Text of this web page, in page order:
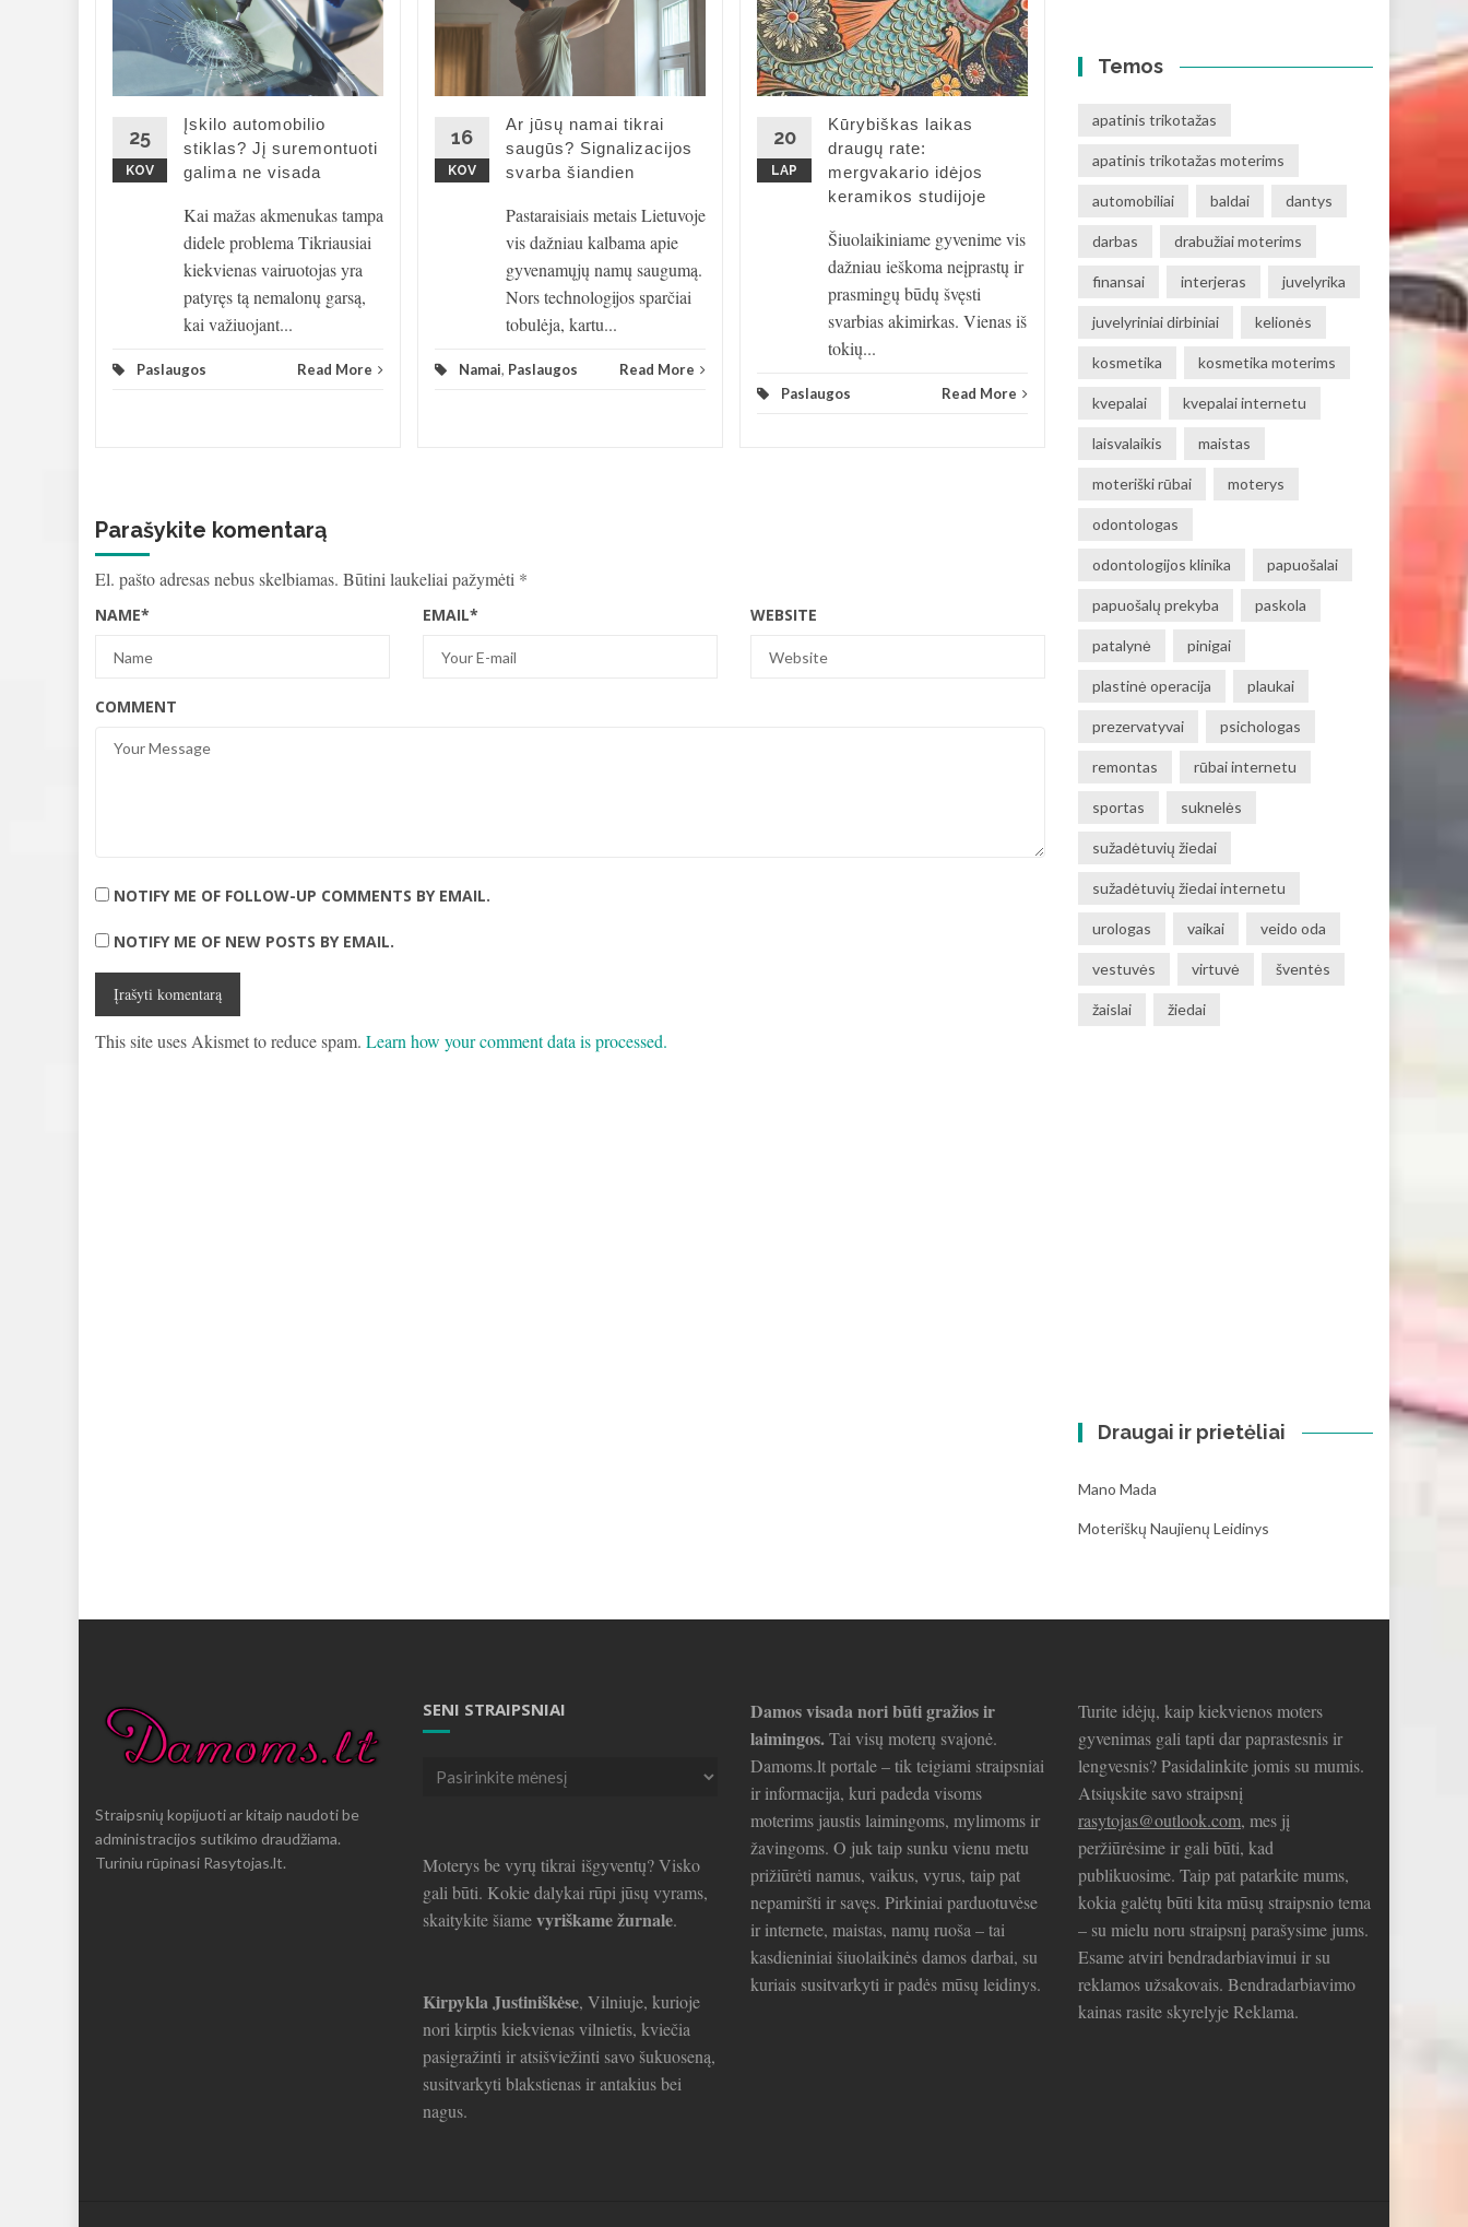
25
KOV
Įskilo automobilio
stiklas? Jį suremontuoti
galima ne visada
Kai mažas akmenukas tampa
didele problema Tikriausiai
kiekvienas vairuotojas yra
patyręs tą nemalonų garsą,
kai važiuojant...
Paslaugos Read More
16
KOV
Ar jūsų namai tikrai
saugūs? Signalizacijos
svarba šiandien
Pastaraisiais metais Lietuvoje
vis dažniau kalbama apie
gyvenamųjų namų saugumą.
Nors technologijos sparčiai
tobulėja, kartu...
Namai, Paslaugos Read More
20
LAP
Kūrybiškas laikas
draugų rate:
mergvakario idėjos
keramikos studijoje
Šiuolaikiniame gyvenime vis
dažniau ieškoma neįprastų ir
prasmingų būdų švęsti
svarbias akimirkas. Vienas iš
tokių...
Paslaugos Read More
sprendimas jūsų verslui
Šiuolaikiniame verslo
sukurtą ir patrauklią svetainę
yra būtina norint pasiekti
Parašykite komentarą
El. pašto adresas nebus skelbiamas. Būtini laukeliai pažymėti *
NAME* EMAIL* WEBSITE
COMMENT
NOTIFY ME OF FOLLOW-UP COMMENTS BY EMAIL.
NOTIFY ME OF NEW POSTS BY EMAIL.
This site uses Akismet to reduce spam. Learn how your comment data is processed.
Temos
apatinis trikotažas
apatinis trikotažas moterims
automobiliai baldai dantys
darbas drabužiai moterims
finansai interjeras juvelyrika
juvelyriniai dirbiniai kelionės
kosmetika kosmetika moterims
kvepalai kvepalai internetu
laisvalaikis maistas
moteriški rūbai moterys
odontologas
odontologijos klinika papuošalai
papuošalų prekyba paskola
patalynė pinigai
plastinė operacija plaukai
prezervatyvai psichologas
remontas rūbai internetu
sportas suknelės
sužadėtuvių žiedai
sužadėtuvių žiedai internetu
urologas vaikai veido oda
vestuvės virtuvė šventės
žaislai žiedai
Draugai ir prietėliai
Mano Mada
Moteriškų Naujienų Leidinys
Straipsnių kopijuoti ar kitaip naudoti be
administracijos sutikimo draudžiama.
Turiniu rūpinasi Rasytojas.lt.
SENI STRAIPSNIAI
Seni
Moterys be vyrų tikrai išgyventų? Visko
gali būti. Kokie dalykai rūpi jūsų vyrams,
skaitykite šiamevyriškame žurnale.
Kirpykla Justiniškėse, Vilniuje, kurioje
nori kirptis kiekvienas vilnietis, kviečia
pasigražinti ir atsišviežinti savo šukuoseną,
susitvarkyti blakstienas ir antakius bei
nagus.
Damos visada nori būti gražios ir
laimingos.Tai visų moterų svajonė.
Damoms.lt portale – tik teigiami straipsniai
ir informacija, kuri padeda visoms
moterims jaustis laimingoms, mylimoms ir
žavingoms. O juk taip sunku vienu metu
prižiūrėti namus, vaikus, vyrus, taip pat
nepamiršti ir savęs. Pirkiniai parduotuvėse
ir internete, maistas, namų ruoša – tai
kasdieniniai šiuolaikinės damos darbai, su
kuriais susitvarkyti ir padės mūsų leidinys.
Turite idėjų, kaip kiekvienos moters
gyvenimas gali tapti dar paprastesnis ir
lengvesnis? Pasidalinkite jomis su mumis.
Atsiųskite savo straipsnį
rasytojas@outlook.com, mes jį
peržiūrėsime ir gali būti, kad
publikuosime. Taip pat patarkite mums,
kokia galėtų būti kita mūsų straipsnio tema
– su mielu noru straipsnį parašysime jums.
Esame atviri bendradarbiavimui ir su
reklamos užsakovais. Bendradarbiavimo
kainas rasite skyrelyje Reklama.